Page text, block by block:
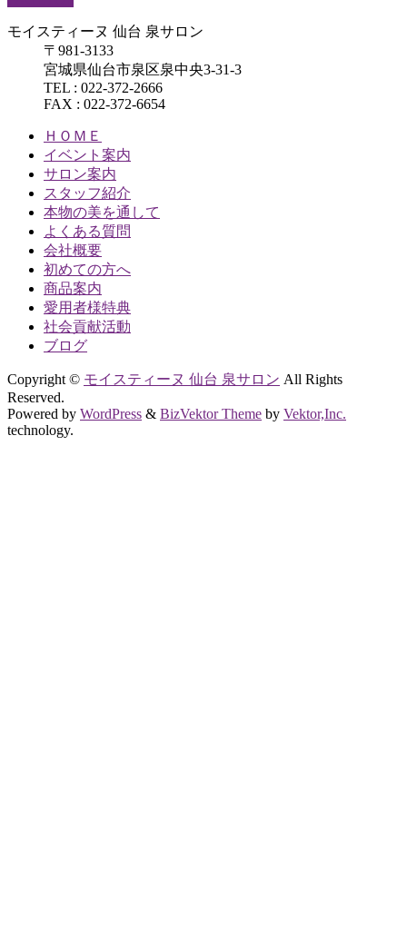
モイスティーヌ 仙台 泉サロン
〒981-3133
宮城県仙台市泉区泉中央3-31-3
TEL : 022-372-2666
FAX : 022-372-6654
ＨＯＭＥ
イベント案内
サロン案内
スタッフ紹介
本物の美を通して
よくある質問
会社概要
初めての方へ
商品案内
愛用者様特典
社会貢献活動
ブログ
Copyright © モイスティーヌ 仙台 泉サロン All Rights
Reserved.
Powered by WordPress & BizVektor Theme by Vektor,Inc.
technology.